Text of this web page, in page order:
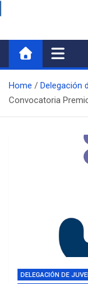
Home
Delegación
Convocatoria
DELEGACIÓN DE